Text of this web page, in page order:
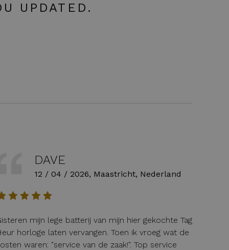
UPDATED.
DAVE
12 / 04 / 2026, Maastricht, Nederland
mijn lege batterij van mijn hier gekochte Tag
horloge laten vervangen. Toen ik vroeg wat de
waren: "service van de zaak!". Top service